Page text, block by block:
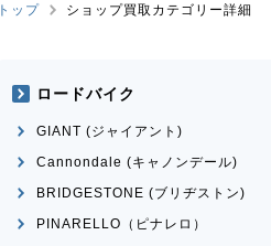
トップ ショップ買取カテゴリー詳細
ロードバイク
GIANT (ジャイアント)
Cannondale (キャノンデール)
BRIDGESTONE (ブリヂストン)
PINARELLO（ピナレロ）